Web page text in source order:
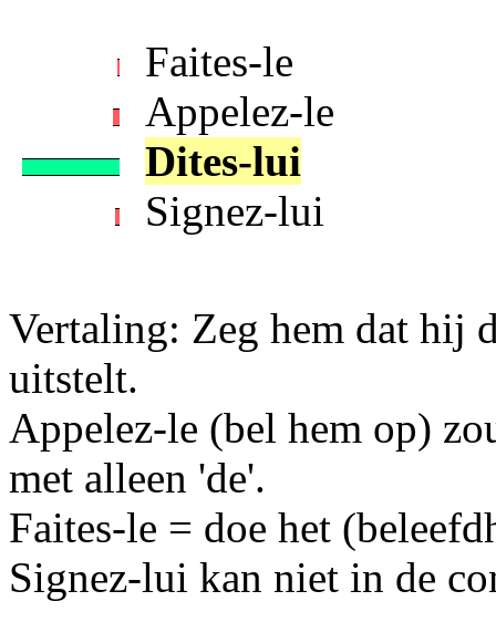
Faites-le
Appelez-le
Dites-lui
Signez-lui
Vertaling: Zeg hem dat hij
uitstelt.
Appelez-le (bel hem op)
met alleen 'de'.
Faites-le = doe het
Signez-lui kan niet in de